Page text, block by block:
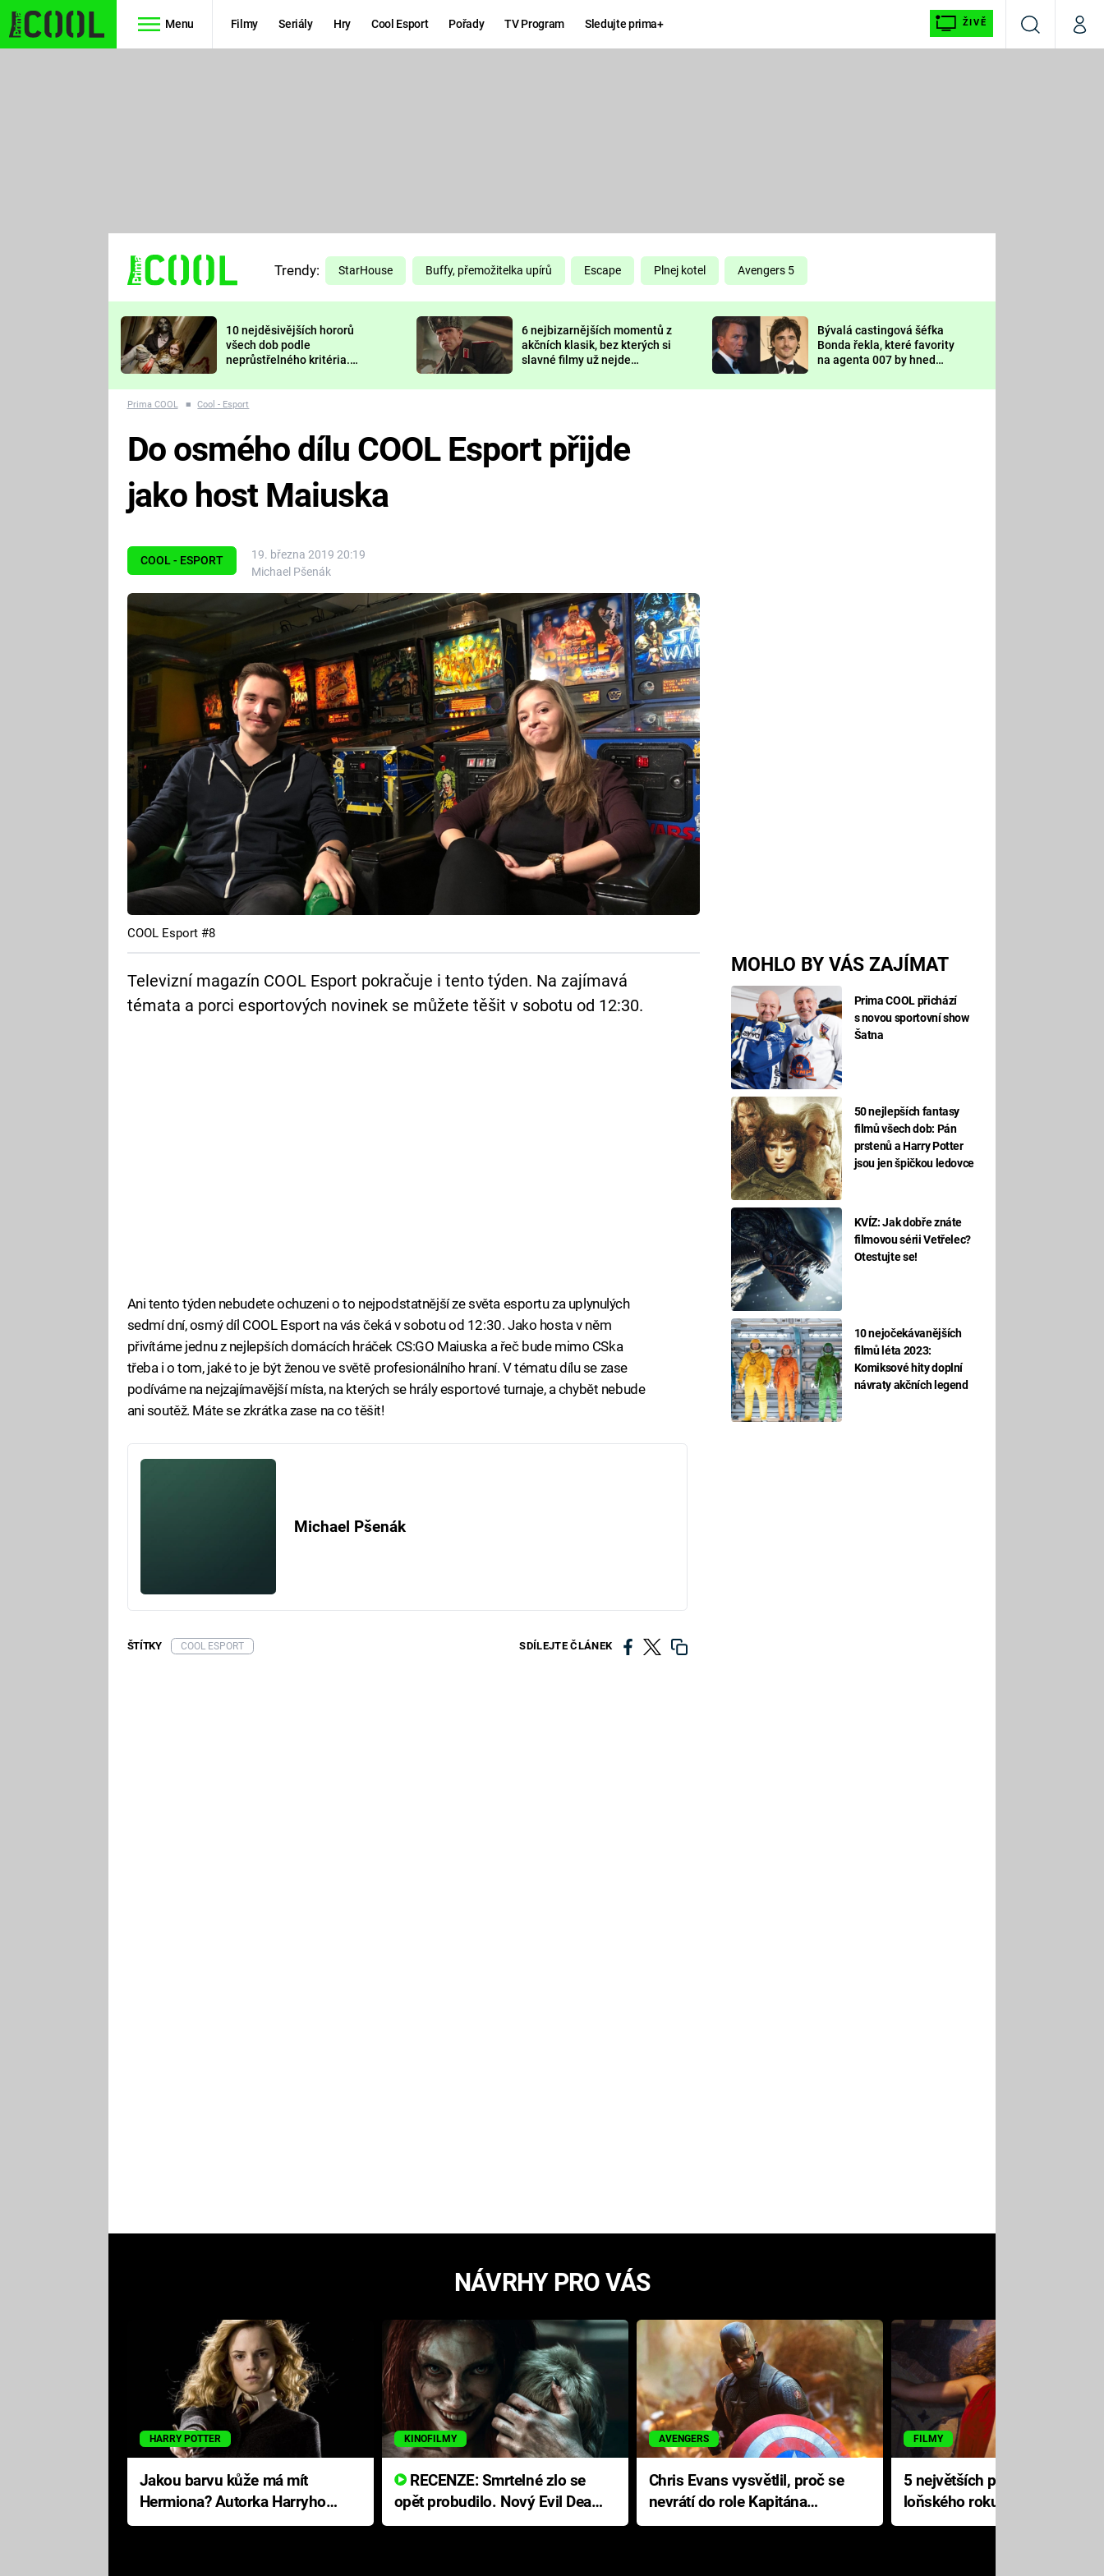
Menu Filmy Seriály Hry Cool Esport Pořady TV Program Sledujte prima+ ŽIVĚ
VyhledáváníMůj
TŘESKU
FUTURAMA
PREDÁTOR
DELIVERANCE
KOMEDIE
CHUCK
NORRIS
DEADPOOL
Prima LAJK
Sledujte nás
Trendy: StarHouse Buffy, přemožitelka upírů Escape Plnej kotel Avengers 5
10 nejděsivějších hororů
všech dob podle
neprůstřelného kritéria.
nejvíc zvednou tep?
6 nejbizarnějších momentů z
akčních klasik, bez kterých si
slavné filmy už nejde
Bývalá castingová šéfka
Bonda řekla, které favority
na agenta 007 by hned
Prima COOL ■ Cool - Esport
COOL - ESPORT
19. března 2019 20:19
Michael Pšenák
MOHLO BY VÁS ZAJÍMAT
Prima COOL přichází
s novou sportovní show
Šatna
50 nejlepších fantasy
filmů všech dob: Pán
prstenů a Harry Potter
jsou jen špičkou ledovce
KVÍZ: Jak dobře znáte
filmovou sérii Vetřelec?
Otestujte se!
10 nejočekávanějších
filmů léta 2023:
Komiksové hity doplní
návraty akčních legend
Do osmého dílu COOL Esport přijde
jako host Maiuska
COOL Esport #8
Televizní magazín COOL Esport pokračuje i tento týden. Na zajímavá
témata a porci esportových novinek se můžete těšit v sobotu od 12:30.
Ani tento týden nebudete ochuzeni o to nejpodstatnější ze světa esportu za uplynulých
sedmí dní, osmý díl COOL Esport na vás čeká v sobotu od 12:30. Jako hosta v něm
přivítáme jednu z nejlepších domácích hráček CS:GO Maiuska a řeč bude mimo CSka
třeba i o tom, jaké to je být ženou ve světě profesionálního hraní. V tématu dílu se zase
podíváme na nejzajímavější místa, na kterých se hrály esportové turnaje, a chybět nebude
ani soutěž. Máte se zkrátka zase na co těšit!
Michael Pšenák
SDÍLEJTE ČLÁNEK
ŠTÍTKY COOL ESPORT
NÁVRHY PRO VÁS
HARRY POTTER
Jakou barvu kůže má mít
Hermiona? Autorka Harryho
Pottera přišla s ráznou
KINOFILMY
RECENZE: Smrtelné zlo se
opět probudilo. Nový Evil Dead
přichází s neodolatelnou
AVENGERS
Chris Evans vysvětlil, proč se
nevrátí do role Kapitána
Ameriky
FILMY
5 největších propadáků
loňského roku: Disney na
jediné katastrofě prodělal 200